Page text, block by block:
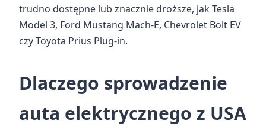
trudno dostępne lub znacznie droższe, jak Tesla
Model 3, Ford Mustang Mach-E, Chevrolet Bolt EV
czy Toyota Prius Plug-in.
Dlaczego sprowadzenie
auta elektrycznego z USA